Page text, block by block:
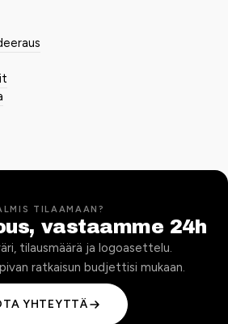
TILAAMAAN?
vastaamme 24h
tilausmäärä ja logoasettelu.
ratkaisun budjettisi mukaan.
YHTEYTTÄ